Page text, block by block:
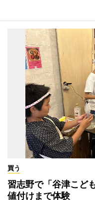
買う
習志野で「谷津こど
値付けまで体験